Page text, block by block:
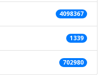
4098367
1339
702980